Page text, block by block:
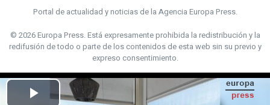
Portal de actualidad y noticias de la Agencia Europa Press.
© 2026 Europa Press.Está expresamente prohibida la redistribución y la
redifusión de todo o parte de los contenidos de esta web sin su previo y
expreso consentimiento.